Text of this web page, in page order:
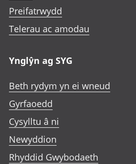
Preifatrwydd
Telerau ac amodau
Ynglŷn ag SYG
Beth rydym yn ei wneud
Gyrfaoedd
Cysylltu â ni
Newyddion
Rhyddid Gwybodaeth